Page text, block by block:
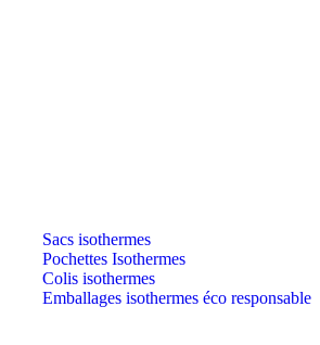
Sacs isothermes
Pochettes Isothermes
Colis isothermes
Emballages isothermes éco responsable